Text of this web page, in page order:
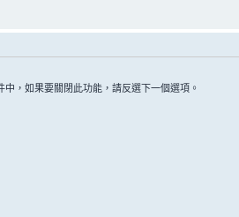
，如果要關閉此功能，請反選下一個選項。